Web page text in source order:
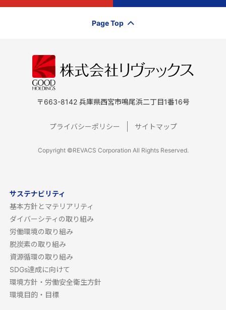
Page Top
〒663-8142 兵庫県西宮市鳴尾浜二丁目1番16号
プライバシーポリシー サイトマップ
Copyright ©REVACS Corporation All Rights Reserved.
サステナビリティ
基本方針とマテリアリティ
ダイバーシティの取り組み
労働環境の取り組み
脱炭素の取り組み
資源循環の取り組み
SDGs達成に向けて
環境方針・労働安全衛生方針
環境目的・目標